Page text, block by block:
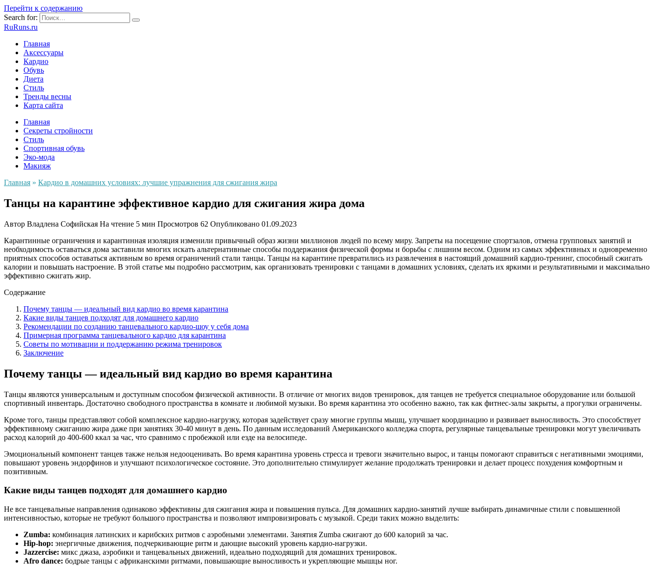
Перейти к содержанию
Search for:
RuRuns.ru
Главная
Аксессуары
Кардио
Обувь
Диета
Стиль
Тренды весны
Карта сайта
Главная
Секреты стройности
Стиль
Спортивная обувь
Эко-мода
Макияж
Главная » Кардио в домашних условиях: лучшие упражнения для сжигания жира
Танцы на карантине эффективное кардио для сжигания жира дома
Автор Владлена Софийская На чтение 5 мин Просмотров 62 Опубликовано 01.09.2023
Карантинные ограничения и карантинная изоляция изменили привычный образ жизни миллионов людей по всему миру. Запреты на посещение спортзалов, отмена групповых занятий и
необходимость оставаться дома заставили многих искать альтернативные способы поддержания физической формы и борьбы с лишним весом. Одним из самых эффективных и одновременно
приятных способов оставаться активным во время ограничений стали танцы. Танцы на карантине превратились из развлечения в настоящий домашний кардио-тренинг, способный сжигать
калории и повышать настроение. В этой статье мы подробно рассмотрим, как организовать тренировки с танцами в домашних условиях, сделать их яркими и результативными и максимально
эффективно сжигать жир.
Содержание
Почему танцы — идеальный вид кардио во время карантина
Какие виды танцев подходят для домашнего кардио
Рекомендации по созданию танцевального кардио-шоу у себя дома
Примерная программа танцевального кардио для карантина
Советы по мотивации и поддержанию режима тренировок
Заключение
Почему танцы — идеальный вид кардио во время карантина
Танцы являются универсальным и доступным способом физической активности. В отличие от многих видов тренировок, для танцев не требуется специальное оборудование или большой
спортивный инвентарь. Достаточно свободного пространства в комнате и любимой музыки. Во время карантина это особенно важно, так как фитнес-залы закрыты, а прогулки ограничены.
Кроме того, танцы представляют собой комплексное кардио-нагрузку, которая задействует сразу многие группы мышц, улучшает координацию и развивает выносливость. Это способствует
эффективному сжиганию жира даже при занятиях 30-40 минут в день. По данным исследований Американского колледжа спорта, регулярные танцевальные тренировки могут увеличивать
расход калорий до 400-600 ккал за час, что сравнимо с пробежкой или езде на велосипеде.
Эмоциональный компонент танцев также нельзя недооценивать. Во время карантина уровень стресса и тревоги значительно вырос, и танцы помогают справиться с негативными эмоциями,
повышают уровень эндорфинов и улучшают психологическое состояние. Это дополнительно стимулирует желание продолжать тренировки и делает процесс похудения комфортным и
позитивным.
Какие виды танцев подходят для домашнего кардио
Не все танцевальные направления одинаково эффективны для сжигания жира и повышения пульса. Для домашних кардио-занятий лучше выбирать динамичные стили с повышенной
интенсивностью, которые не требуют большого пространства и позволяют импровизировать с музыкой. Среди таких можно выделить:
Zumba: комбинация латинских и карибских ритмов с аэробными элементами. Занятия Zumba сжигают до 600 калорий за час.
Hip-hop: энергичные движения, подчеркивающие ритм и дающие высокий уровень кардио-нагрузки.
Jazzercise: микс джаза, аэробики и танцевальных движений, идеально подходящий для домашних тренировок.
Afro dance: бодрые танцы с африканскими ритмами, повышающие выносливость и укрепляющие мышцы ног.